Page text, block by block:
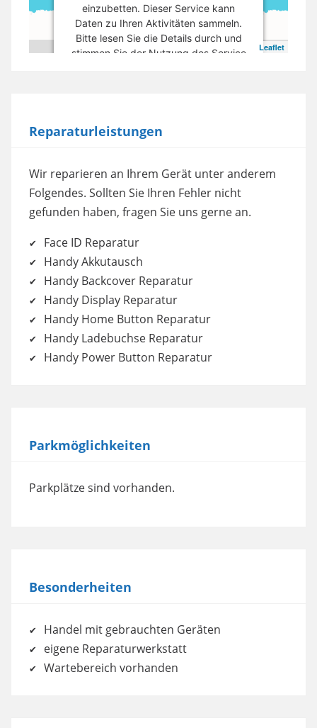
Leaflet
einzubetten. Dieser Service kann
Daten zu Ihren Aktivitäten sammeln.
Bitte lesen Sie die Details durch und
stimmen Sie der Nutzung des Service
Akzeptieren
powered by
Usercentrics Consent
Management Platform
Reparaturleistungen
Wir reparieren an Ihrem Gerät unter anderem
Folgendes. Sollten Sie Ihren Fehler nicht
gefunden haben, fragen Sie uns gerne an.
Face ID Reparatur
Handy Akkutausch
Handy Backcover Reparatur
Handy Display Reparatur
Handy Home Button Reparatur
Handy Ladebuchse Reparatur
Handy Power Button Reparatur
Parkmöglichkeiten
Parkplätze sind vorhanden.
Besonderheiten
Handel mit gebrauchten Geräten
eigene Reparaturwerkstatt
Wartebereich vorhanden